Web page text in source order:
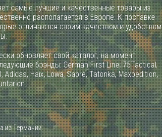
самые лучшие и качественные товары из
располагается в Европе. К поставке
отличаются своим качеством и удобством
обновляет свой каталог, на момент
брэнды: German First Line, 75Tactical,
Adidas, Haix, Lowa, Sabre, Tatonka, Maxpedition,
из Германии.